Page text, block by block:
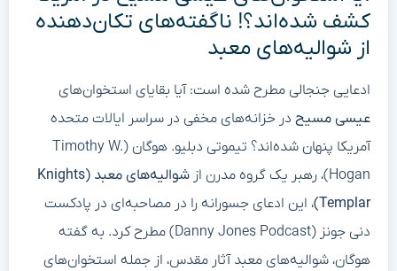
کشف شده‌اند؟! ناگفته‌های تکان‌دهنده
از شوالیه‌های معبد
ادعایی جنجالی مطرح شده است: آیا بقایای استخوان‌های
عیسی مسیح در خزانه‌های مخفی در سراسر ایالات متحده
آمریکا پنهان شده‌اند؟ تیموتی دبلیو. هوگان (Timothy W.
Hogan)، رهبر یک گروه مدرن از
شوالیه‌های معبد (Knights
Templar) ، این ادعای جسورانه را در مصاحبه‌ای در پادکست
دنی جونز (Danny Jones Podcast) مطرح کرد. به گفته
هوگان، شوالیه‌های معبد آثار مقدس، از جمله استخوان‌های